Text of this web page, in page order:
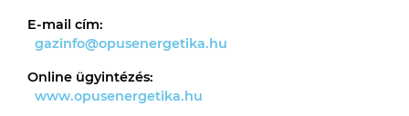
E-mail cím:
gazinfo@opusenergetika.hu
Online ügyintézés:
www.opusenergetika.hu